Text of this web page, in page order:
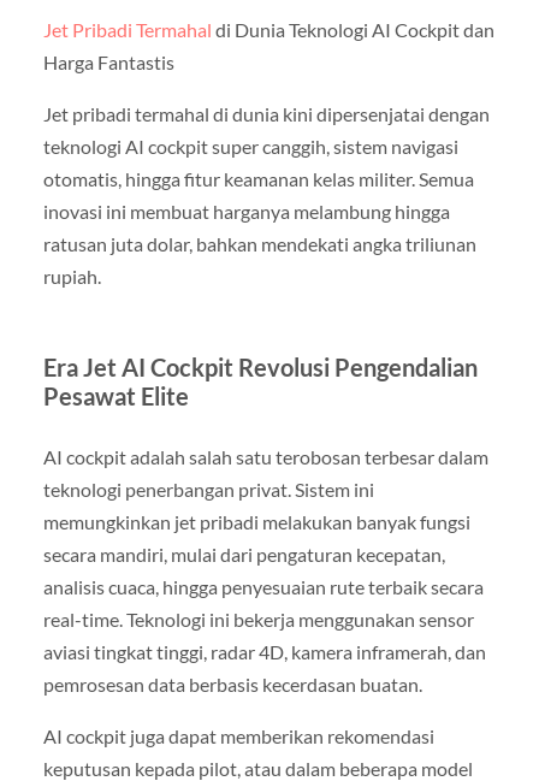
Jet Pribadi Termahal di Dunia Teknologi AI Cockpit dan
Harga Fantastis
Jet pribadi termahal di dunia kini dipersenjatai dengan
teknologi AI cockpit super canggih, sistem navigasi
otomatis, hingga fitur keamanan kelas militer. Semua
inovasi ini membuat harganya melambung hingga
ratusan juta dolar, bahkan mendekati angka triliunan
rupiah.
Era Jet AI Cockpit Revolusi Pengendalian
Pesawat Elite
AI cockpit adalah salah satu terobosan terbesar dalam
teknologi penerbangan privat. Sistem ini
memungkinkan jet pribadi melakukan banyak fungsi
secara mandiri, mulai dari pengaturan kecepatan,
analisis cuaca, hingga penyesuaian rute terbaik secara
real-time. Teknologi ini bekerja menggunakan sensor
aviasi tingkat tinggi, radar 4D, kamera inframerah, dan
pemrosesan data berbasis kecerdasan buatan.
AI cockpit juga dapat memberikan rekomendasi
keputusan kepada pilot, atau dalam beberapa model